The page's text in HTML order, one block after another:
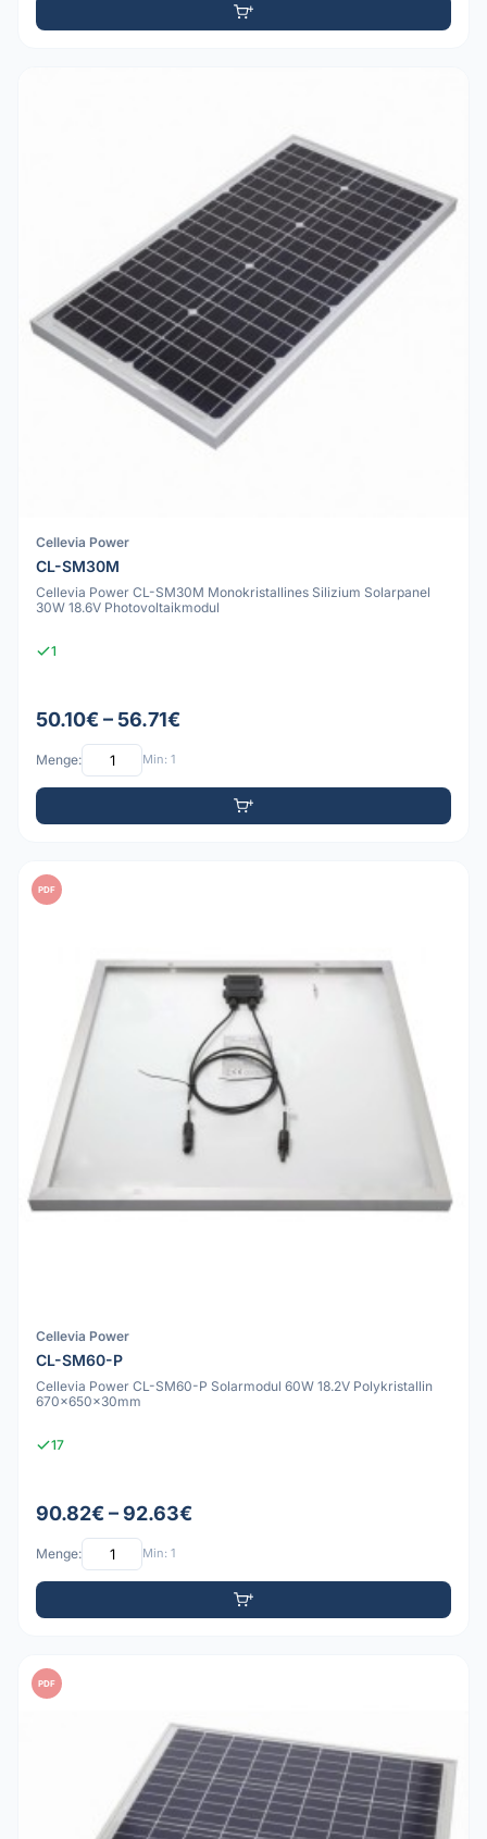
Cellevia Power
CL-SM30M
Cellevia Power CL-SM30M Monokristallines Silizium Solarpanel
30W 18.6V Photovoltaikmodul
1
50.10€ – 56.71€
Menge: Min: 1
PDF
Cellevia Power
CL-SM60-P
Cellevia Power CL-SM60-P Solarmodul 60W 18.2V Polykristallin
670x650x30mm
17
90.82€ – 92.63€
Menge: Min: 1
PDF